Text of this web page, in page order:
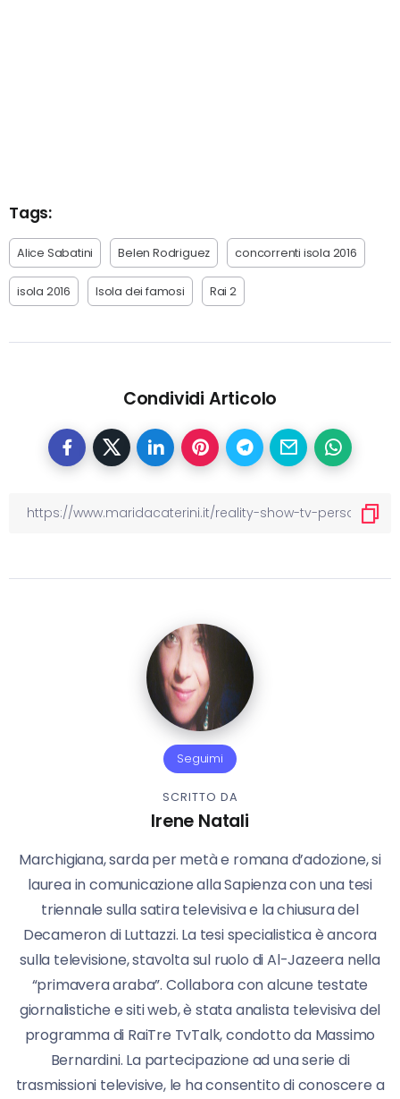
Tags:
Alice Sabatini Belen Rodriguez concorrenti isola 2016
isola 2016 Isola dei famosi Rai 2
Condividi Articolo
Seguimi
SCRITTO DA
Irene Natali
Marchigiana, sarda per metà e romana d’adozione, si
laurea in comunicazione alla Sapienza con una tesi
triennale sulla satira televisiva e la chiusura del
Decameron di Luttazzi. La tesi specialistica è ancora
sulla televisione, stavolta sul ruolo di Al-Jazeera nella
“primavera araba”. Collabora con alcune testate
giornalistiche e siti web, è stata analista televisiva del
programma di RaiTre TvTalk, condotto da Massimo
Bernardini. La partecipazione ad una serie di
trasmissioni televisive, le ha consentito di conoscere a